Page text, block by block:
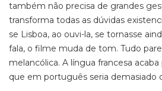
também não precisa de grandes
transforma todas as dúvidas
se Lisboa, ao ouvi-la, se tornasse
fala, o filme muda de tom. Tudo
melancólica. A língua francesa
que em português seria demasiado